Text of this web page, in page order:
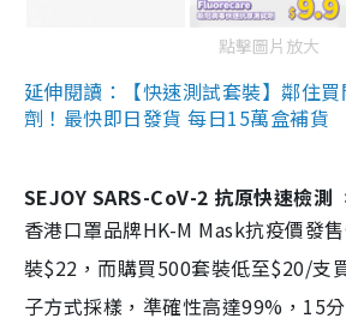
點擊圖片放大
延伸閱讀：【快速測試套裝】鄰住
劑！最快即日發貨 每日15萬盒補貨
SEJOY SARS-CoV-2 抗原快速檢測
香港口罩品牌HK-M Mask抗疫價發
裝$22，而購買500套裝低至$20/支
子方式採樣，準確性高達99%，15